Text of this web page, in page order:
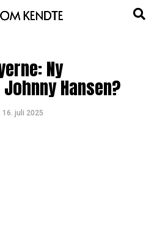
Ny
Hansen?
16. juli 2025